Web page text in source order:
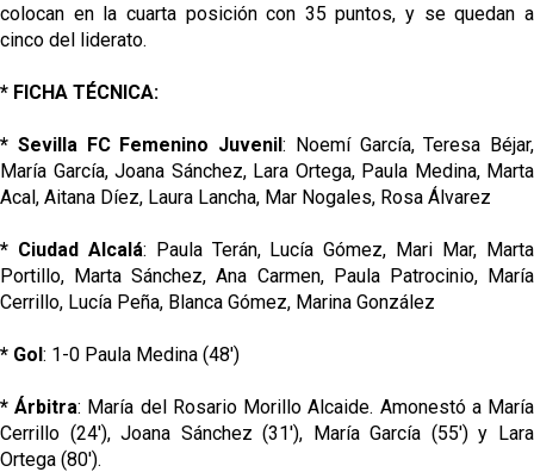
colocan en la cuarta posición con 35 puntos, y se quedan a
cinco del liderato.
* FICHA TÉCNICA:
* Sevilla FC Femenino Juvenil: Noemí García, Teresa Béjar,
María García, Joana Sánchez, Lara Ortega, Paula Medina, Marta
Acal, Aitana Díez, Laura Lancha, Mar Nogales, Rosa Álvarez
* Ciudad Alcalá: Paula Terán, Lucía Gómez, Mari Mar, Marta
Portillo, Marta Sánchez, Ana Carmen, Paula Patrocinio, María
Cerrillo, Lucía Peña, Blanca Gómez, Marina González
* Gol: 1-0 Paula Medina (48')
* Árbitra: María del Rosario Morillo Alcaide. Amonestó a María
Cerrillo (24'), Joana Sánchez (31'), María García (55') y Lara
Ortega (80').